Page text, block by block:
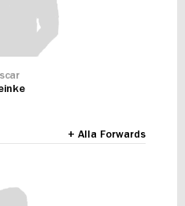
+ Alla Forwards